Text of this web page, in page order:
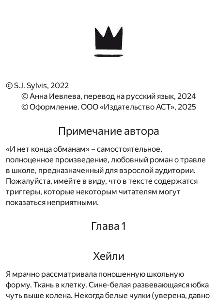
© S.J. Sylvis, 2022
© Анна Иевлева, перевод на русский язык, 2024
© Оформление. ООО «Издательство АСТ», 2025
Примечание автора
«И нет конца обманам» – самостоятельное,
полноценное произведение, любовный роман о травле
в школе, предназначенный для взрослой аудитории.
Пожалуйста, имейте в виду, что в тексте содержатся
триггеры, которые некоторым читателям могут
показаться неприятными.
Глава 1
Хейли
Я мрачно рассматривала поношенную школьную
форму. Ткань в клетку. Сине-белая развевающаяся юбка
чуть выше колена. Некогда белые чулки (уверена, давно